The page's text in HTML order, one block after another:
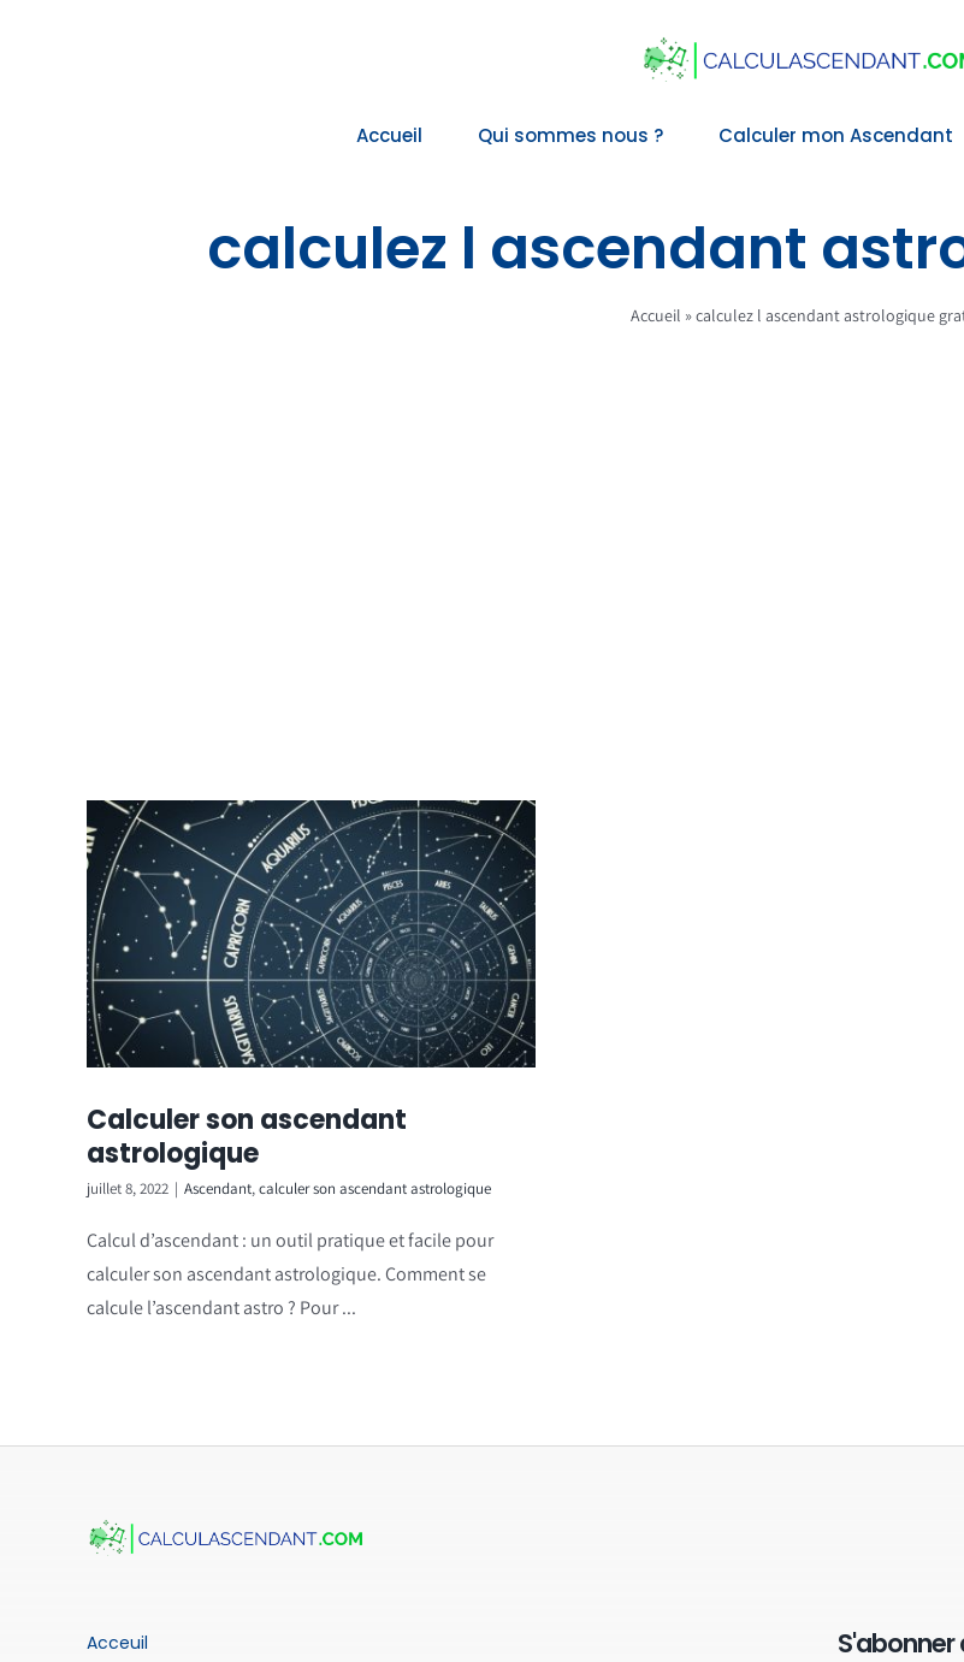
Accueil Qui sommes nous ? Calculer mon Ascendant
calculez l ascendant
Accueil »calculez l ascendant astrologique
Calculer son ascendant
astrologique
juillet 8, 2022 | Ascendant,calculer son ascendant astrologique
Calcul d’ascendant : un outil pratique et facile pour
calculer son ascendant astrologique. Comment se
calcule l’ascendant astro ? Pour ...
Acceuil S'abonner